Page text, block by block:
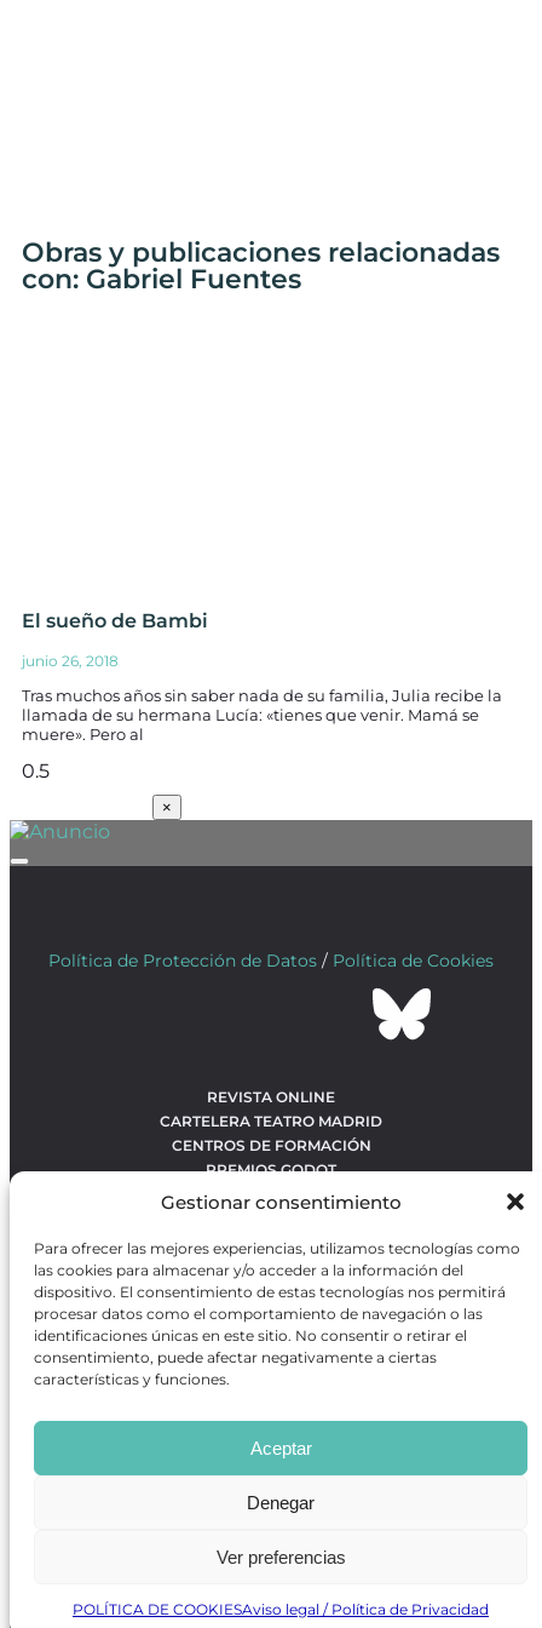
Gestionar consentimiento
Para ofrecer las mejores experiencias, utilizamos tecnologías como
las cookies para almacenar y/o acceder a la información del
dispositivo. El consentimiento de estas tecnologías nos permitirá
procesar datos como el comportamiento de navegación o las
identificaciones únicas en este sitio. No consentir o retirar el
consentimiento, puede afectar negativamente a ciertas
características y funciones.
Aceptar
Denegar
Ver preferencias
POLÍTICA DE COOKIESAviso legal / Política de Privacidad
Obras y publicaciones relacionadas
con: Gabriel Fuentes
El sueño de Bambi
junio 26, 2018
Tras muchos años sin saber nada de su familia, Julia recibe la
llamada de su hermana Lucía: «tienes que venir. Mamá se
muere». Pero al
×
Política de Protección de Datos / Política de Cookies
REVISTA ONLINE
CARTELERA TEATRO MADRID
CENTROS DE FORMACIÓN
PREMIOS GODOT
CONTACTO
OBRAS MÁS VOTADAS
RANKING MEJORES OBRAS
BÚSQUEDA AVANZADA DE OBRAS
Revista GODOTes una revista independiente especializada
en información sobre artes escénicas de Madrid, gratuita y
que se distribuye en espacios escénicos, además de otros
puntos de interés turístico y de ocio de la capital.
Desarrollado por Precise Future